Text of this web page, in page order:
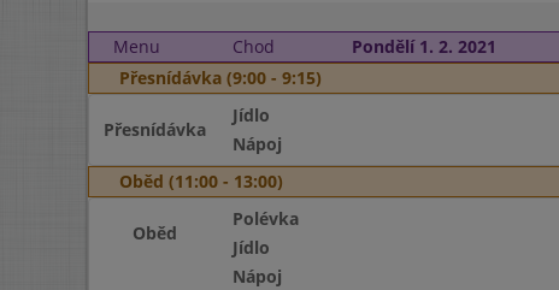
Menu
Chod Pondělí 1. 2. 2021
Přesnídávka (9:00 - 9:15)
Přesnídávka
Jídlo
Nápoj
Oběd (11:00 - 13:00)
Oběd
Polévka
Jídlo
Nápoj